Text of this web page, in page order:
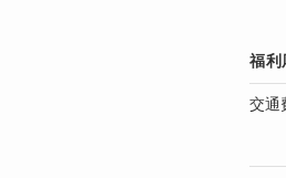
福利
交通